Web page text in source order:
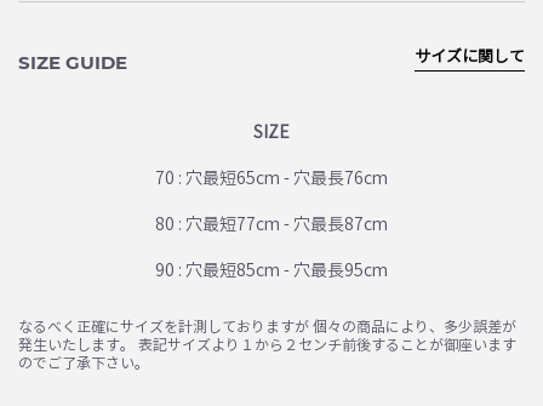
SIZE GUIDE
SIZE
70 : 穴最短65cm - 穴最長76cm
80 : 穴最短77cm - 穴最長87cm
90 : 穴最短85cm - 穴最長95cm
サイズに関して
なるべく正確にサイズを計測しておりますが 個々の商品により、多少誤差が
発生いたします。 表記サイズより１から２センチ前後することが御座います
のでご了承下さい。